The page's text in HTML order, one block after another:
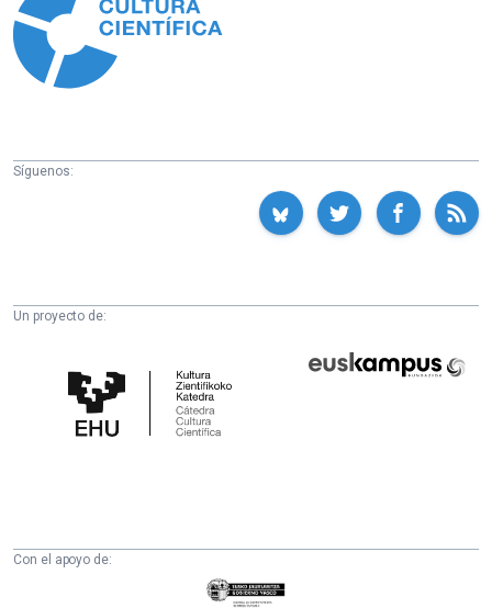
Síguenos:
Un proyecto de:
Cultura
Científica
Fundazioa
Con el apoyo de:
Eusko